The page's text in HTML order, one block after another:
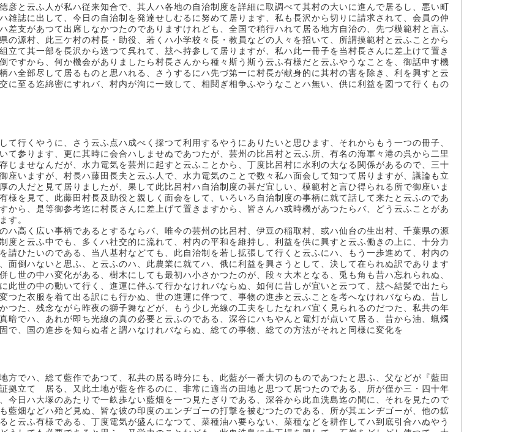
と云ふ人が私ハ従来知合で、其人ハ各地の自治制度を詳細に取調べて其村の大いに進んで居るし、悪い町
雑誌に出して、今日の自治制を発達せしむるに努めて居ります、私も長沢から切りに請求されて、会員の仲
差支があつて出席しなかつたのでありますけれども、全国で稍行ハれて居る地方自治の、先づ模範村と言ふ
源村、此三ケ村の村長・助役、若くハ小学校々長・教員などの人々を招いて、所謂摸範村と云ふことから
て其一部を長沢から送つて呉れて、玆へ持参して居りますが、私ハ此一冊子を当村長さんに差上けて置き
ですから、何か機会がありましたら村長さんから種々斯う斯う云ふ有様だと云ふやうなことを、御話申す機
ハ全部尽して居るものと思ハれる、さうするにハ先づ第一に村長が献身的に其村の害を除き、利を興すと云
に至る迄綿密にすれバ、村内が洵に一致して、相鬩ぎ相争ふやうなことハ無い、供に利益を図つて行くもの
行くやうに、さう云ふ点ハ成べく採つて利用するやうにありたいと思ひます、それからもう一つの冊子、
参ります、更に其時に会合ハしませぬであつたが、芸州の比呂村と云ふ所、有名の海軍々港の呉から二里
じませなんだが、水力電気を芸州に起すと云ふことから、丁度比呂村に水利の大なる関係があるので、三十
座いますが、村長ハ藤田長夫と云ふ人で、水力電気のことで数々私ハ面会して知つて居りますが、議論も立
人だと見て居りましたが、果して此比呂村ハ自治制度の甚だ宜しい、模範村と言ひ得られる所で御座いま
様を見て、此藤田村長及助役と親しく面会をして、いろいろ自治制度の事柄に就て話して来たと云ふのであ
から、是等御参考迄に村長さんに差上げて置きますから、皆さんハ或時機があつたらバ、どう云ふことがあ
す。
ハ高く広い事柄であるとするならバ、唯今の芸州の比呂村、伊豆の稲取村、或ハ仙台の生出村、千葉県の源
と云ふ中でも、多くハ社交的に流れて、村内の平和を維持し、利益を供に興すと云ふ働きの上に、十分力
請ひたいのである、当八基村などても、此自治制を若し拡張して行くと云ふにハ、もう一歩進めて、村内の
面倒ハないと思ふ、と云ふのハ、此農業に就てハ、俄に利益を興さうとして、決して在られぬ訳であります
世の中ハ変化がある、樹木にしても最初ハ小さかつたのが、段々大木となる、兎も角も昔ハ忘れられぬ、
世の中の動いて行く、進運に伴ふて行かなけれバならぬ、如何に昔しが宜いと云つて、玆へ結髪で出たら
た衣服を着て出る訳にも行かぬ、世の進運に伴つて、事物の進歩と云ふことを考へなけれバならぬ、昔し
つた、残念ながら昨夜の獅子舞などが、もう少し光線の工夫をしたなれバ宜く見られるのだつた、私共の年
暗でハ、あれが即ち光線の真の必要と云ふのである、深谷にハちやんと電灯が点いて居る、昔から油、蝋燭
、国の進歩を知らぬ者と謂ハなけれバならぬ、総ての事物、総ての方法がそれと同様に変化を
でハ、総て藍作であつて、私共の居る時分にも、此藍が一番大切のものであつたと思ふ、父などが『藍田
拠立てゝ居る、又此土地が藍を作るのに、非常に適当の田地と思つて居つたのである、所が僅か三・四十年
今日ハ大塚のあたりで一畝歩ない藍畑を一つ見たぎりである、深谷から此血洗島迄の間に、それを見たので
藍畑などハ殆ど見ぬ、皆な彼の印度のエンヂゴーの打撃を被むつたのである、所が其エンヂゴーが、他の鉱
云ふ有様である、丁度電気が盛んになつて、菜種油ハ要らない、菜種などを耕作してハ到底引合ハぬやう